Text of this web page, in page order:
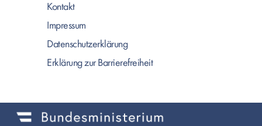
Kontakt
Impressum
Datenschutzerklärung
Erklärung zur Barrierefreiheit